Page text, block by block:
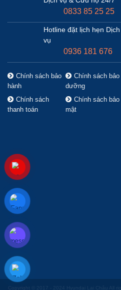
0833 85 25 25
Hotline đặt lịch hẹn Dịch
vụ
0936 181 676
Chính sách bảo
hành
Chính sách bảo
dưỡng
Chính sách
thanh toán
Chính sách bảo
mật
Copyright © 2017 - 2024 Hyundai Lai Châu All